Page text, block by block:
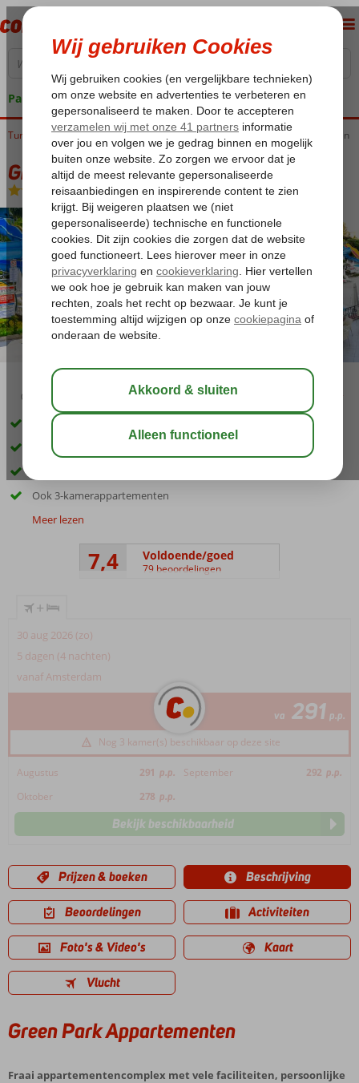
Pakketgarantie
Home
Turkije Turkse Riviera Alanya Alanya-Centrum Green Park Appartementen
Green Park Appartementen
Logies-Appartement
03:45
Ca. 1 kilometer van het centrum
Gratis shuttleservice naar het strand
Ook 3-kamerappartementen
Meer lezen
7,4 Voldoende/goed
79 beoordelingen
+
30 aug 2026 (zo)
5 dagen (4 nachten)
vanaf Amsterdam
va 291 p.p.
Nog 3 kamer(s) beschikbaar op deze site
Augustus 291 p.p. September 292 p.p.
Oktober
278 p.p.
Bekijk beschikbaarheid
Prijzen & boeken Beschrijving
Beoordelingen Activiteiten
Foto's & Video's Kaart
Vlucht
Green Park Appartementen
Fraai appartementencomplex met vele faciliteiten, persoonlijke